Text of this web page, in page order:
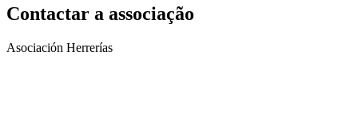
Contactar a associação
Asociación Herrerías